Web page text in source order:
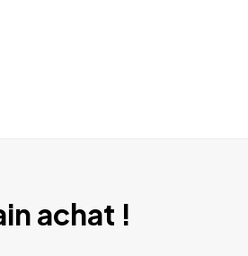
achat !